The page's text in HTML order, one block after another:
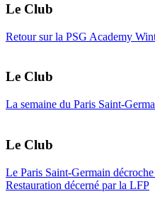
Le Club
Retour sur la PSG Academy
Le Club
La semaine du Paris Saint-
Le Club
Le Paris Saint-Germain
Restauration décerné par la LFP